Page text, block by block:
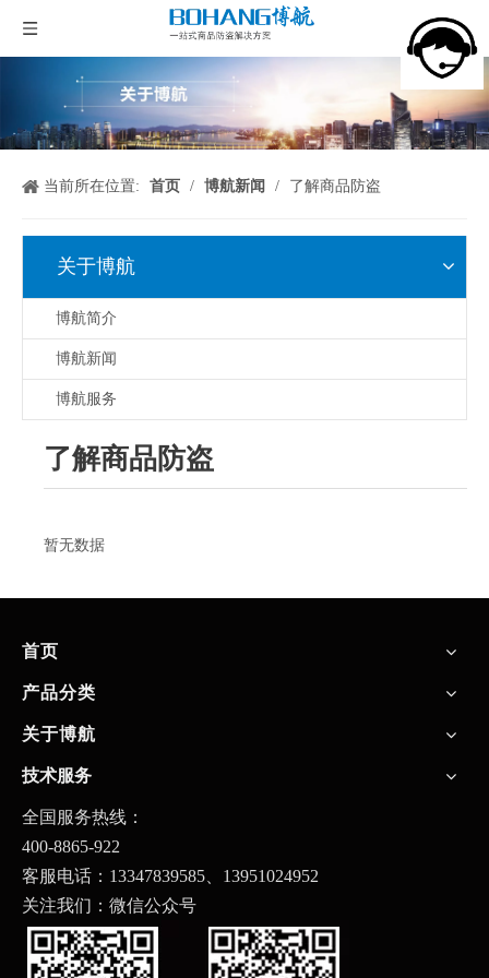
当前所在位置: 首页 / 博航新闻 / 了解商品防盗
关于博航
博航简介
博航新闻
博航服务
了解商品防盗
暂无数据
首页
产品分类
关于博航
技术服务
全国服务热线：
400-8865-922
客服电话：13347839585、 13951024952
关注我们：微信公众号